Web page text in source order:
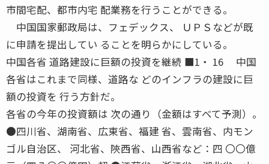
市間宅配、都市内宅 配業務を行うことができる。
中国国家郵政局は、フェデックス、 ＵＰＳなどが既
に申請を提出してい ることを明らかにしている。
中国各省 道路建設に巨額の投資を継続 ■1・ 16 中国
各省はこれまで同様、道路な どのインフラの建設に巨
額の投資を 行う方針だ。
各省の今年の投資額は 次の通り（金額はすべて予測）。
●四川省、湖南省、広東省、福建 省、雲南省、内モン
ゴル自治区、 河北省、陝西省、山西省など：四 〇〇億